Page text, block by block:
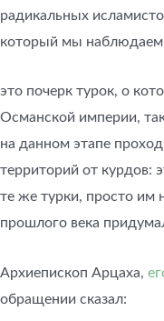
радикальных
который мы наблюдаем
это почерк турок, о
Османской империи,
на данном этапе
территорий от курдов:
те же турки, просто им
прошлого века
Архиепископ Арцаха,
обращении сказал: